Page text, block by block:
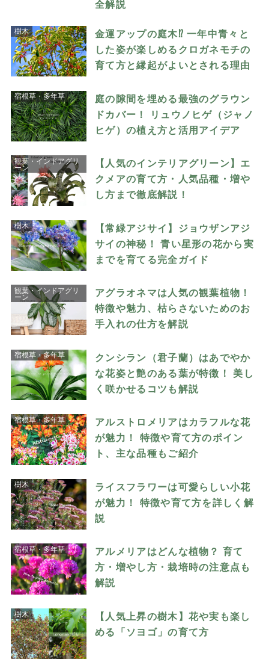
全解説
樹木
金運アップの庭木⁉ 一年中青々と
した姿が楽しめるクロガネモチの
育て方と縁起がよいとされる理由
宿根草・多年草
庭の隙間を埋める最強のグラウン
ドカバー！ リュウノヒゲ（ジャノ
ヒゲ）の植え方と活用アイデア
観葉・インドアグリ
ーン
【人気のインテリアグリーン】エ
クメアの育て方・人気品種・増や
し方まで徹底解説！
樹木
【常緑アジサイ】ジョウザンアジ
サイの神秘！ 青い星形の花から実
までを育てる完全ガイド
観葉・インドアグリ
ーン
アグラオネマは人気の観葉植物！
特徴や魅力、枯らさないためのお
手入れの仕方を解説
宿根草・多年草
クンシラン（君子蘭）はあでやか
な花姿と艶のある葉が特徴！ 美し
く咲かせるコツも解説
宿根草・多年草
アルストロメリアはカラフルな花
が魅力！ 特徴や育て方のポイン
ト、主な品種もご紹介
樹木
ライスフラワーは可愛らしい小花
が魅力！ 特徴や育て方を詳しく解
説
宿根草・多年草
アルメリアはどんな植物？ 育て
方・増やし方・栽培時の注意点も
解説
樹木
【人気上昇の樹木】花や実も楽し
める「ソヨゴ」の育て方